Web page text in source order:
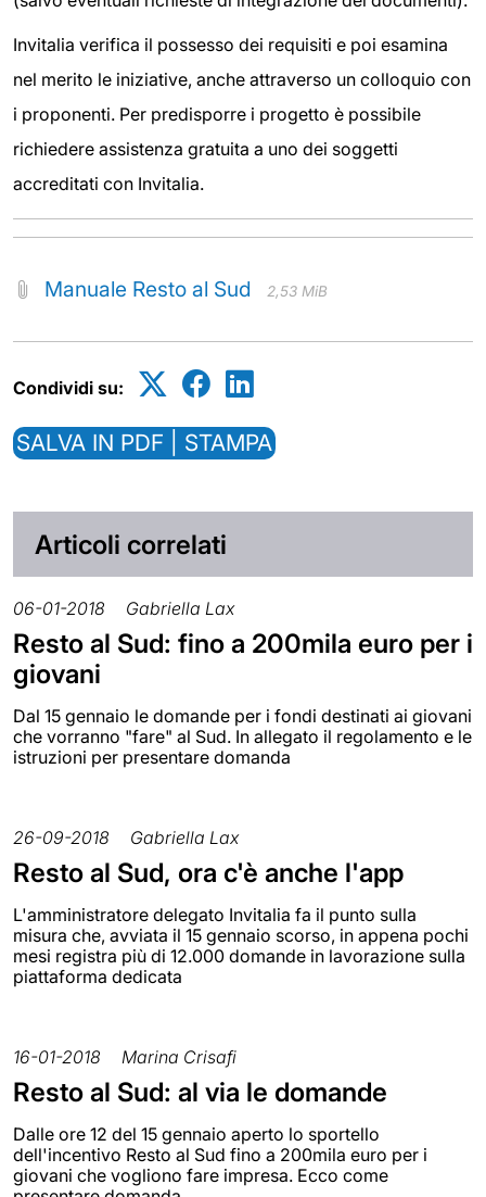
Invitalia verifica il possesso dei requisiti e poi esamina
nel merito le iniziative, anche attraverso un colloquio con
i proponenti. Per predisporre i progetto è possibile
richiedere assistenza gratuita a uno dei soggetti
accreditati con Invitalia.
Manuale Resto al Sud 2,53 MiB
Condividi su:
SALVA IN PDF | STAMPA
Articoli correlati
06-01-2018 Gabriella Lax
Resto al Sud: fino a 200mila euro per i
giovani
Dal 15 gennaio le domande per i fondi destinati ai giovani
che vorranno "fare" al Sud. In allegato il regolamento e le
istruzioni per presentare domanda
26-09-2018 Gabriella Lax
Resto al Sud, ora c'è anche l'app
L'amministratore delegato Invitalia fa il punto sulla
misura che, avviata il 15 gennaio scorso, in appena pochi
mesi registra più di 12.000 domande in lavorazione sulla
piattaforma dedicata
16-01-2018 Marina Crisafi
Resto al Sud: al via le domande
Dalle ore 12 del 15 gennaio aperto lo sportello
dell'incentivo Resto al Sud fino a 200mila euro per i
giovani che vogliono fare impresa. Ecco come